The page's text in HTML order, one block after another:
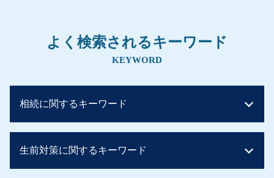
よく検索されるキーワード
KEYWORD
相続に関するキーワード
相続税 いくらまで無税
相続税 基礎控除 兄弟
生前対策に関するキーワード